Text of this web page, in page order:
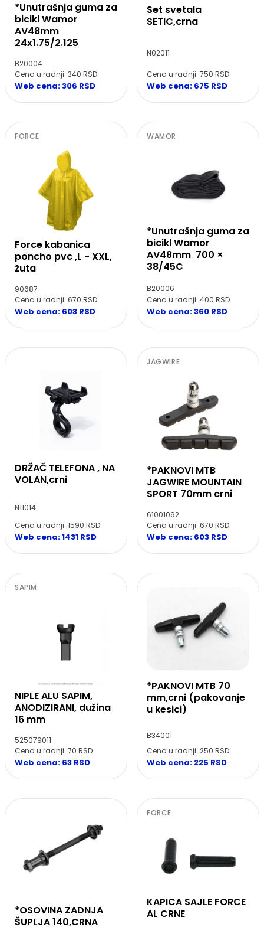
*Unutrašnja guma za
bicikl Wamor
AV48mm
24x1.75/2.125
B20004
Cena u radnji: 340 RSD
Web cena: 306 RSD
Set svetala
SETIC,crna
N02011
Cena u radnji: 750 RSD
Web cena: 675 RSD
FORCE
Force kabanica
poncho pvc ,L - XXL,
žuta
90687
Cena u radnji: 670 RSD
Web cena: 603 RSD
WAMOR
*Unutrašnja guma za
bicikl Wamor
AV48mm 700 ×
38/45C
B20006
Cena u radnji: 400 RSD
Web cena: 360 RSD
DRŽAČ TELEFONA , NA
VOLAN,crni
N11014
Cena u radnji: 1590 RSD
Web cena: 1431 RSD
JAGWIRE
*PAKNOVI MTB
JAGWIRE MOUNTAIN
SPORT 70mm crni
61001092
Cena u radnji: 670 RSD
Web cena: 603 RSD
SAPIM
NIPLE ALU SAPIM,
ANODIZIRANI, dužina
16 mm
525079011
Cena u radnji: 70 RSD
Web cena: 63 RSD
*PAKNOVI MTB 70
mm,crni (pakovanje
u kesici)
B34001
Cena u radnji: 250 RSD
Web cena: 225 RSD
*OSOVINA ZADNJA
ŠUPLJA 140,CRNA
FORCE
KAPICA SAJLE FORCE
AL CRNE